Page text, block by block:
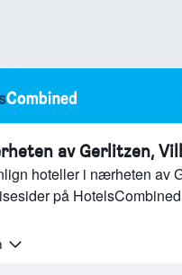
av Gerlitzen,
hoteller i nærheten av
på